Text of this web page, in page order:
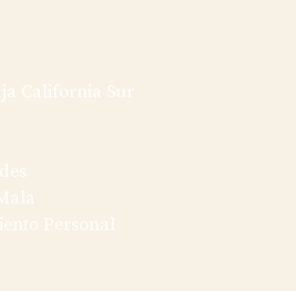
California Sur
Personal